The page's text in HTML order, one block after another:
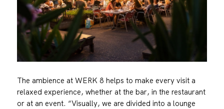
The ambience at WERK 8 helps to make every visit a
relaxed experience, whether at the bar, in the restaurant
or at an event. “Visually, we are divided into a lounge